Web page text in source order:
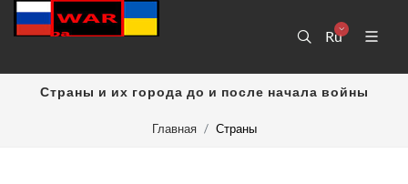
Ru
Страны и их города до и после начала войны
Главная Страны